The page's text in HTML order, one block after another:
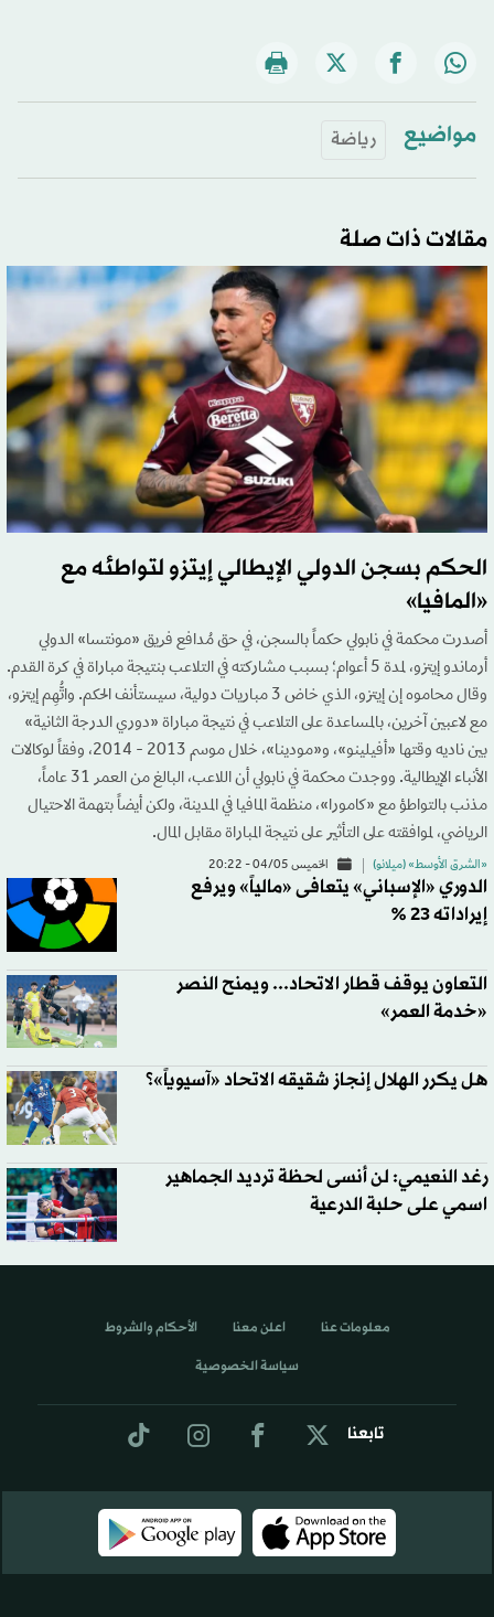
مواضيع رياضة
مقالات ذات صلة
الحكم بسجن الدولي الإيطالي إيتزو لتواطئه مع
«المافيا»
أصدرت محكمة في نابولي حكماً بالسجن، في حق مُدافع فريق «مونتسا» الدولي
أرماندو إيتزو، لمدة 5 أعوام؛ بسبب مشاركته في التلاعب بنتيجة مباراة في كرة القدم.
وقال محاموه إن إيتزو، الذي خاض 3 مباريات دولية، سيستأنف الحكم. واتُّهِم إيتزو،
مع لاعبين آخرين، بالمساعدة على التلاعب في نتيجة مباراة «دوري الدرجة الثانية»
بين ناديه وقتها «أفيلينو»، و«مودينا»، خلال موسم 2013 - 2014، وفقاً لوكالات
الأنباء الإيطالية. ووجدت محكمة في نابولي أن اللاعب، البالغ من العمر 31 عاماً،
مذنب بالتواطؤ مع «كامورا»، منظمة المافيا في المدينة، ولكن أيضاً بتهمة الاحتيال
الرياضي، لموافقته على التأثير على نتيجة المباراة مقابل المال.
«الشرق الأوسط» (ميلانو) الخميس 04/05 - 20:22
الدوري «الإسباني» يتعافى «مالياً» ويرفع
إيراداته 23 %
التعاون يوقف قطار الاتحاد... ويمنح النصر
«خدمة العمر»
هل يكرر الهلال إنجاز شقيقه الاتحاد «آسيوياً»؟
رغد النعيمي: لن أنسى لحظة ترديد الجماهير
اسمي على حلبة الدرعية
تابعنا
معلومات عنا اعلن معنا الأحكام والشروط
سياسة الخصوصية